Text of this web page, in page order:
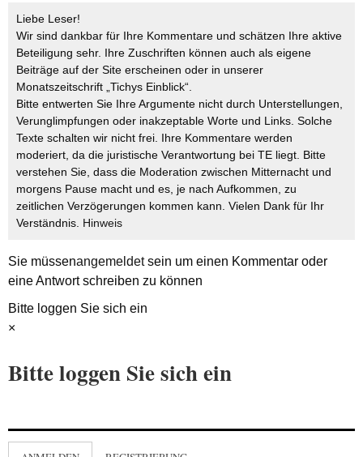
Liebe Leser!
Wir sind dankbar für Ihre Kommentare und schätzen Ihre aktive
Beteiligung sehr. Ihre Zuschriften können auch als eigene
Beiträge auf der Site erscheinen oder in unserer
Monatszeitschrift „Tichys Einblick“.
Bitte entwerten Sie Ihre Argumente nicht durch Unterstellungen,
Verunglimpfungen oder inakzeptable Worte und Links. Solche
Texte schalten wir nicht frei. Ihre Kommentare werden
moderiert, da die juristische Verantwortung bei TE liegt. Bitte
verstehen Sie, dass die Moderation zwischen Mitternacht und
morgens Pause macht und es, je nach Aufkommen, zu
zeitlichen Verzögerungen kommen kann. Vielen Dank für Ihr
Verständnis. Hinweis
Sie müssenangemeldetsein um einen Kommentar oder
eine Antwort schreiben zu können
Bitte loggen Sie sich ein
×
Bitte loggen Sie sich ein